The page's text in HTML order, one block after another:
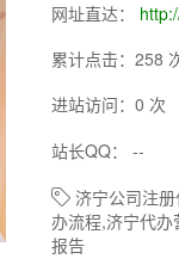
网址直达：
累计点击：258
进站访问：0 次
站长QQ： --
济宁公司注
办流程,济宁代
报告